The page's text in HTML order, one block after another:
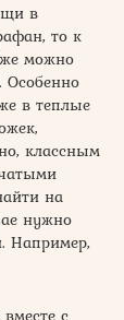
в
то к
можно
Особенно
в теплые
классным
на
нужно
Например,